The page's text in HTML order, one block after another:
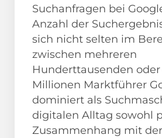
Suchanfragen bei
Anzahl der
sich nicht selten im
zwischen mehreren
Hunderttausenden
Millionen Marktführer
dominiert als
digitalen Alltag sowohl
Zusammenhang mit